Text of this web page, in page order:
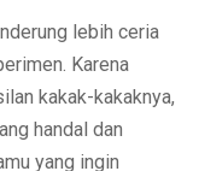
lebih ceria
Karena
kakak-kakaknya,
handal dan
yang ingin